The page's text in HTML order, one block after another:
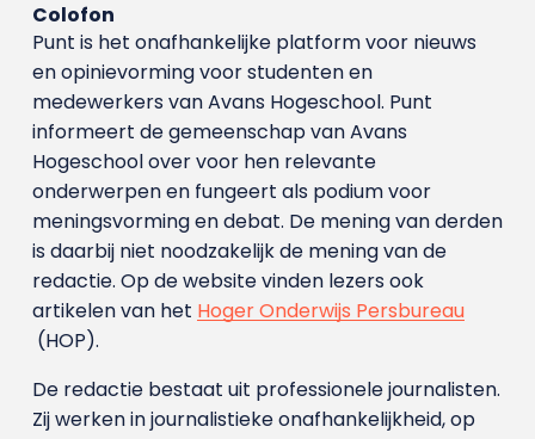
Colofon
Punt is het onafhankelijke platform voor nieuws
en opinievorming voor studenten en
medewerkers van Avans Hoge­school. Punt
informeert de gemeenschap van Avans
Hogeschool over voor hen relevante
onderwerpen en fungeert als podium voor
meningsvorming en debat. De mening van derden
is daarbij niet noodzakelijk de mening van de
redactie. Op de website vinden lezers ook
artikelen van het Hoger Onderwijs Persbureau
(HOP).
De redactie bestaat uit professionele journalisten.
Zij werken in journalistieke onafhankelijkheid, op